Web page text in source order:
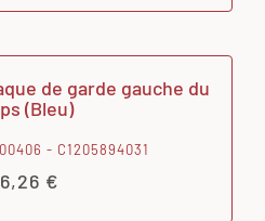
de garde gauche du
(Bleu)
- C1205894031
€